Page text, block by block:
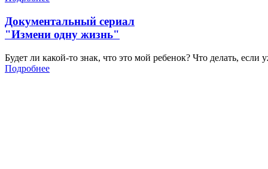
Документальный сериал
"Измени одну жизнь"
Будет ли какой-то знак, что это мой ребенок? Что делать,
Подробнее